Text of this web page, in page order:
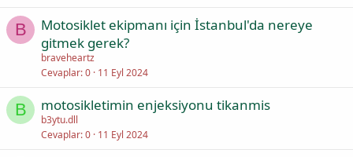
B
Motosiklet ekipmanı için İstanbul'da nereye
gitmek gerek?
braveheartz
Cevaplar 0 11 Eyl 2024
B motosikletimin enjeksiyonu tikanmis
b3ytu.dll
Cevaplar 0 11 Eyl 2024